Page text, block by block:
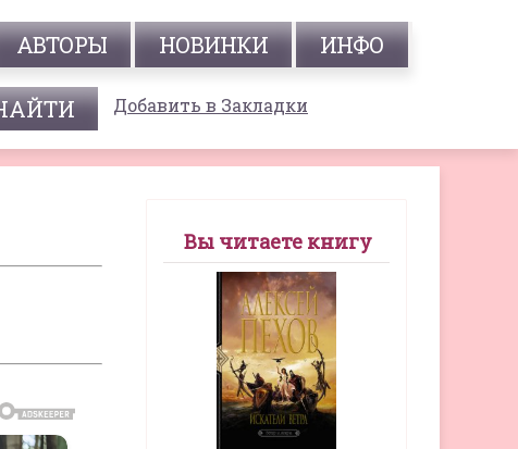
АВТОРЫ НОВИНКИ ИНФО
Добавить в Закладки
Вы читаете книгу